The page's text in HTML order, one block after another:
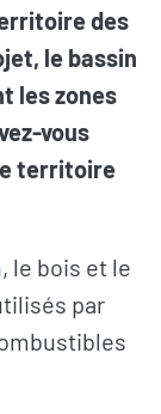
des
le bassin
les zones
vous
territoire
, le bois et le
par